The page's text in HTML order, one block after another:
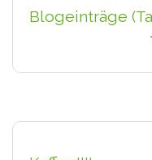
Blogeinträge